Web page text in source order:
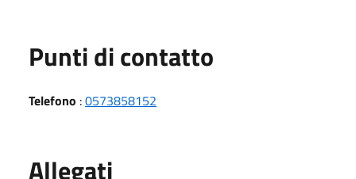
Punti di contatto
Telefono :0573858152
Allegati